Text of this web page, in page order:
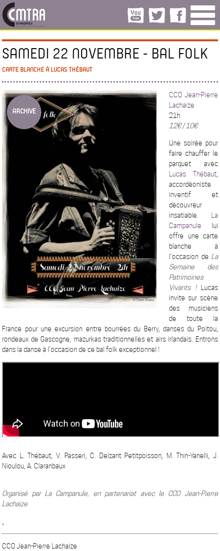
SAMEDI 22 NOVEMBRE - BAL FOLK
CARTE BLANCHE À LUCAS THÉBAUT
ARCHIVE
CCO Jean-Pierre
Lachaize
21h
12€ / 10€
Une soirée pour
faire chauffer le
parquet avec
Lucas Thébaut,
accordéoniste
inventif et
découvreur
insatiable.
La
Campanule lui
offre une carte
blanche à
l’occasion de La
Semaine des
Patrimoines
Vivants !Lucas
invite sur scène
des musiciens
de toute la
France pour une excursion entre bourrées du Berry, danses du Poitou,
rondeaux de Gascogne, mazurkas traditionnelles et airs irlandais. Entrons
dans la danse à l’occasion de ce bal folk exceptionnel !
Avec L. Thébaut, V. Passeri, C. Delzant Petitpoisson, M. Thin-Yanelli, J.
Nioulou, A. Claranbaux
Organisé par La Campanule, en partenariat avec le CCO Jean-Pierre
Lachaize
CCO Jean-Pierre Lachaize